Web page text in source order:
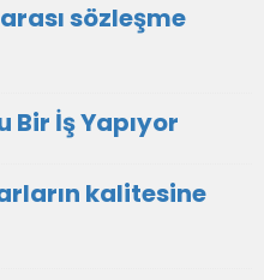
sözleşme
Bir İş Yapıyor
kalitesine